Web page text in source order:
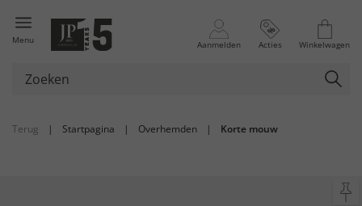
Menu Aanmelden Acties Winkelwagen
Terug | Startpagina | Overhemden | Korte mouw